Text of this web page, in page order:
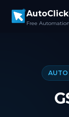
Free
AUTO